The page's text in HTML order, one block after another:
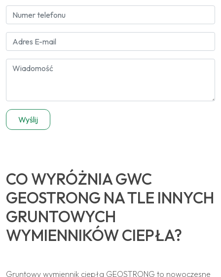
CO WYRÓŻNIA GWC
GEOSTRONG NA TLE INNYCH
GRUNTOWYCH
WYMIENNIKÓW CIEPŁA?
Gruntowy wymiennik ciepła GEOSTRONG to nowoczesne